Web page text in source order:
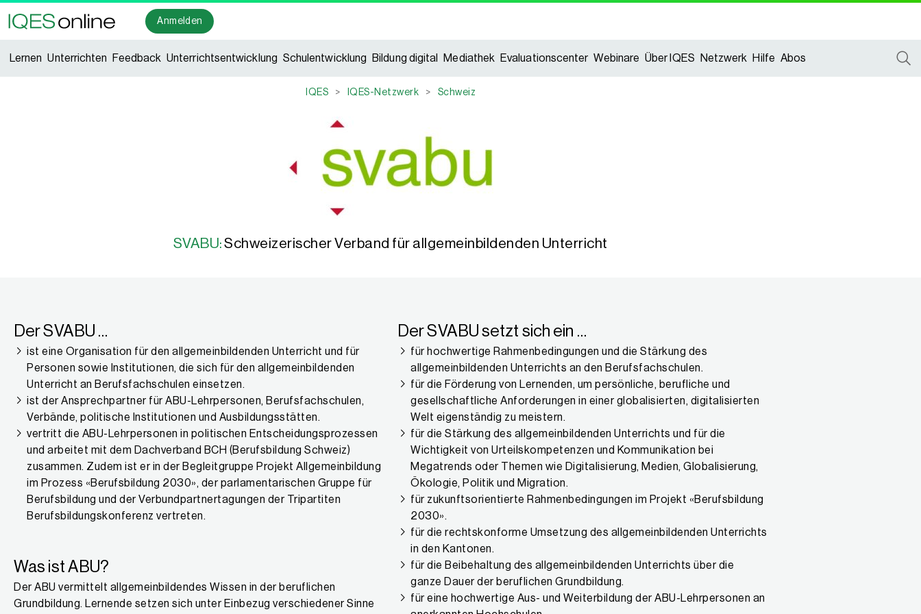
Anmelden
Lernen Unterrichten Feedback Unterrichtsentwicklung Schulentwicklung Bildung digital Mediathek Evaluationscenter Webinare Über IQES Netzwerk Hilfe Abos
IQES > IQES-Netzwerk > Schweiz
SVABU: Schweizerischer Verband für allgemeinbildenden Unterricht
Der SVABU …
ist eine Organisation für den allgemeinbildenden Unterricht und für
Personen sowie Institutionen, die sich für den allgemeinbildenden
Unterricht an Berufsfachschulen einsetzen.
ist der Ansprechpartner für ABU-Lehrpersonen, Berufsfachschulen,
Verbände, politische Institutionen und Ausbildungsstätten.
vertritt die ABU-Lehrpersonen in politischen Entscheidungsprozessen
und arbeitet mit dem Dachverband BCH (Berufsbildung Schweiz)
zusammen. Zudem ist er in der Begleitgruppe Projekt Allgemeinbildung
im Prozess «Berufsbildung 2030», der parlamentarischen Gruppe für
Berufsbildung und der Verbundpartnertagungen der Tripartiten
Berufsbildungskonferenz vertreten.
Was ist ABU?
Der ABU vermittelt allgemeinbildendes Wissen in der beruflichen
Grundbildung. Lernende setzen sich unter Einbezug verschiedener Sinne
Der SVABU setzt sich ein …
für hochwertige Rahmenbedingungen und die Stärkung des
allgemeinbildenden Unterrichts an den Berufsfachschulen.
für die Förderung von Lernenden, um persönliche, berufliche und
gesellschaftliche Anforderungen in einer globalisierten, digitalisierten
Welt eigenständig zu meistern.
für die Stärkung des allgemeinbildenden Unterrichts und für die
Wichtigkeit von Urteilskompetenzen und Kommunikation bei
Megatrends oder Themen wie Digitalisierung, Medien, Globalisierung,
Ökologie, Politik und Migration.
für zukunftsorientierte Rahmenbedingungen im Projekt «Berufsbildung
2030».
für die rechtskonforme Umsetzung des allgemeinbildenden Unterrichts
in den Kantonen.
für die Beibehaltung des allgemeinbildenden Unterrichts über die
ganze Dauer der beruflichen Grundbildung.
für eine hochwertige Aus- und Weiterbildung der ABU-Lehrpersonen an